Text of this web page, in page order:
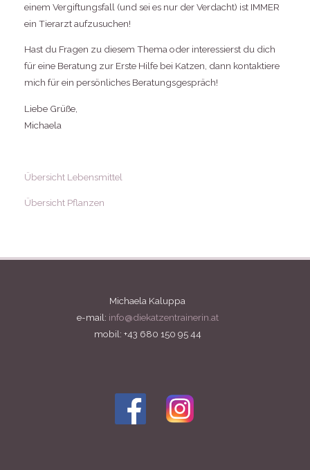
einem Vergiftungsfall (und sei es nur der Verdacht) ist IMMER
ein Tierarzt aufzusuchen!
Hast du Fragen zu diesem Thema oder interessierst du dich
für eine Beratung zur Erste Hilfe bei Katzen, dann kontaktiere
mich für ein persönliches Beratungsgespräch!
Liebe Grüße,
Michaela
Übersicht Lebensmittel
Übersicht Pflanzen
Michaela Kaluppa
e-mail: info@diekatzentrainerin.at
mobil: +43 680 150 95 44